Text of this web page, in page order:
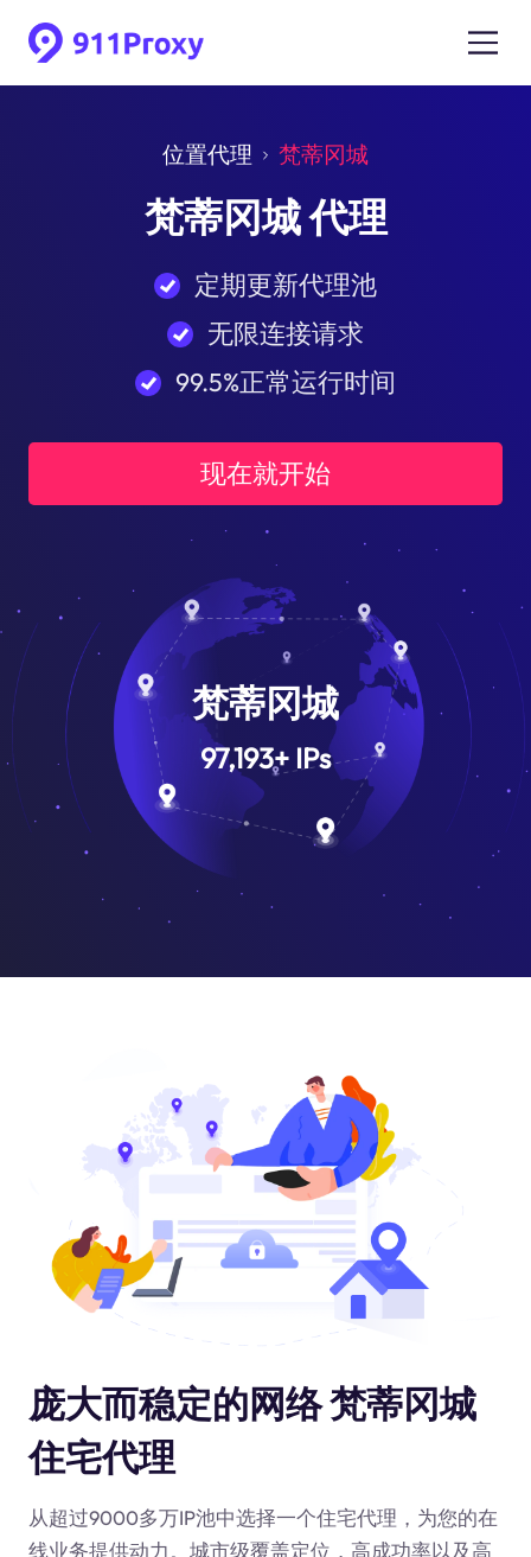
位置代理 梵蒂冈城
梵蒂冈城 代理
定期更新代理池
无限连接请求
99.5%正常运行时间
现在就开始
梵蒂冈城
97,193+ IPs
庞大而稳定的网络 梵蒂冈城
住宅代理
从超过9000多万IP池中选择一个住宅代理，为您的在
线业务提供动力。城市级覆盖定位，高成功率以及高